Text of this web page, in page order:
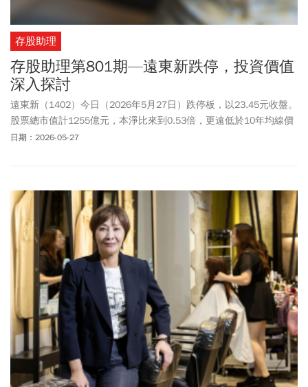
存股助理
存股助理第801期—遠東新跌停，投資價值
深入探討
遠東新（1402）今日（2026年5月27日）跌停板，以23.45元收盤。
股票總市值計1255億元，本淨比來到0.53倍，更遠低於10年均線價
29.49元。遠東新怎麼了？一家橫跨石化、紡織、水泥、電信、零
日期：2026-05-27